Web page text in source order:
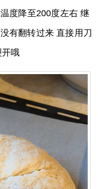
度降至200度左右 继
有翻转过来 直接用刀
哦